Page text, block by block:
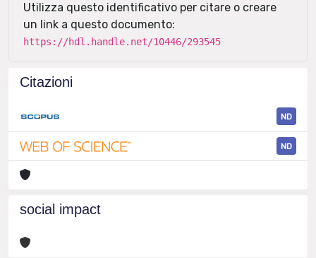
Utilizza questo identificativo per citare o creare
un link a questo documento:
https://hdl.handle.net/10446/293545
Citazioni
ND
ND
social impact